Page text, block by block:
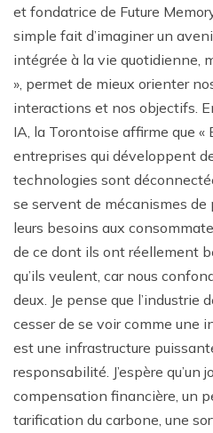
et fondatrice de Future
simple fait d’imaginer un
intégrée à la vie quotidienne,
», permet de mieux orienter
interactions et nos objectifs.
IA, la Torontoise affirme que «
entreprises qui développent
technologies sont
se servent de mécanismes de
leurs besoins aux
de ce dont ils ont réellement
qu’ils veulent, car nous
deux. Je pense que l’industrie
cesser de se voir comme une
est une infrastructure
responsabilité. J’espère qu’un
compensation financière, un
tarification du carbone, une